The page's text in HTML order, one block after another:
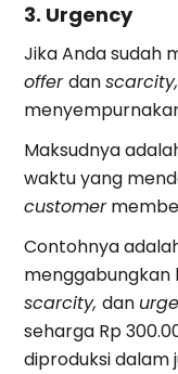
3. Urgency
Jika Anda sudah
offerdan
Maksudnya
waktu yang
customer
Contohnya
scarcity,dan
seharga Rp
diproduksi